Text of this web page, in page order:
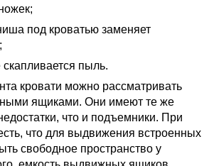
под кроватью заменяет
скапливается пыль.
кровати можно рассматривать
ящиками. Они имеют те же
что и подъемники. При
что для выдвижения встроенных
свободное пространство у